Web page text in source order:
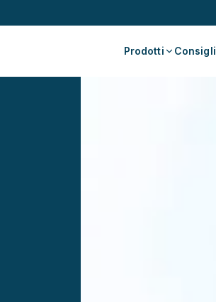
Prodotti Consigli